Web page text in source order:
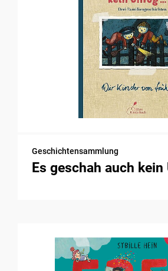
Geschichtensammlung
Es geschah auch